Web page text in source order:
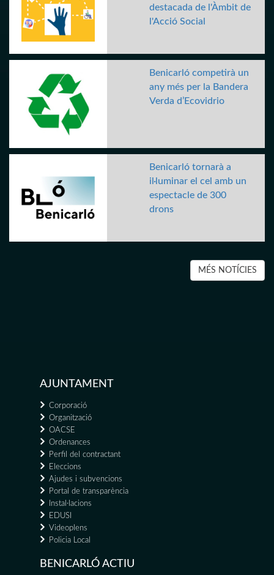
destacada de l'Àmbit de
l'Acció Social
Benicarló competirà un
any més per la Bandera
Verda d’Ecovidrio
Benicarló tornarà a
il·luminar el cel amb un
espectacle de 300
drons
MÉS NOTÍCIES
AJUNTAMENT
Corporació
Organització
OACSE
Ordenances
Perfil del contractant
Eleccions
Ajudes i subvencions
Portal de transparència
Instal·lacions
EDUSI
Videoplens
Policia Local
BENICARLÓ ACTIU